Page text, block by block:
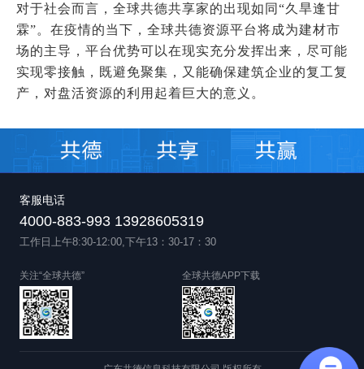
对于社会而言，全球共德共享家的出现如同“久旱逢甘
霖”。在疫情的当下，全球共德资源平台将成为建材市
场的主导，平台优势可以在现实充分发挥出来，尽可能
实现零接触，既避免聚集，又能确保建筑企业的复工复
产，对盘活资源的利用起着巨大的意义。
客服电话
4000-883-993 13928605319
工作日上午8:30-12:00,下午13：30-17：30
关注“全球共德” 全球共德APP下载